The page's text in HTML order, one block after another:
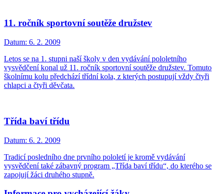
11. ročník sportovní soutěže družstev
Datum: 6. 2. 2009
Letos se na 1. stupni naší školy v den vydávání pololetního
vysvědčení konal už 11. ročník sportovní soutěže družstev. Tomuto
školnímu kolu předchází třídní kola, z kterých postupují vždy čtyři
chlapci a čtyři děvčata.
Třída baví třídu
Datum: 6. 2. 2009
Tradicí posledního dne prvního pololetí je kromě vydávání
vysvědčení také zábavný program „Třída baví třídu“, do kterého se
zapojují žáci druhého stupně.